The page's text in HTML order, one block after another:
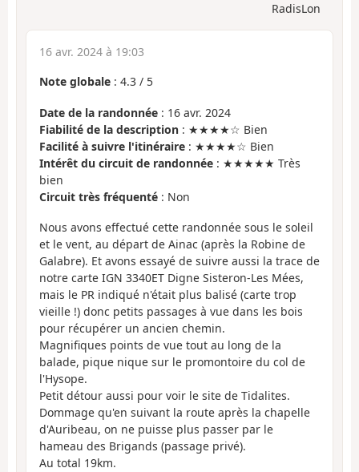
RadisLon
16 avr. 2024 à 19:03
Note globale : 4.3 / 5
Date de la randonnée : 16 avr. 2024
Fiabilité de la description : ★★★★☆ Bien
Facilité à suivre l'itinéraire : ★★★★☆ Bien
Intérêt du circuit de randonnée : ★★★★★ Très
bien
Circuit très fréquenté : Non
Nous avons effectué cette randonnée sous le soleil
et le vent, au départ de Ainac (après la Robine de
Galabre). Et avons essayé de suivre aussi la trace de
notre carte IGN 3340ET Digne Sisteron-Les Mées,
mais le PR indiqué n'était plus balisé (carte trop
vieille !) donc petits passages à vue dans les bois
pour récupérer un ancien chemin.
Magnifiques points de vue tout au long de la
balade, pique nique sur le promontoire du col de
l'Hysope.
Petit détour aussi pour voir le site de Tidalites.
Dommage qu'en suivant la route après la chapelle
d'Auribeau, on ne puisse plus passer par le
hameau des Brigands (passage privé).
Au total 19km.